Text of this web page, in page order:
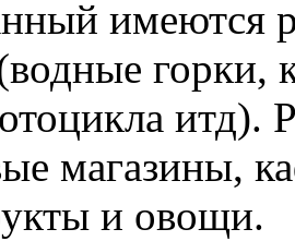
имеются
горки,
итд).
магазины,
и овощи.